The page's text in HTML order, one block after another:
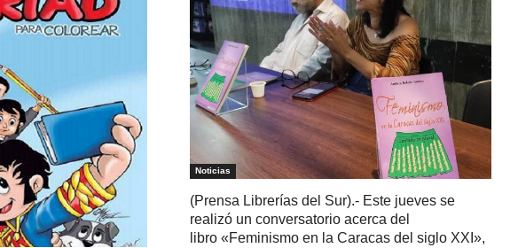
Noticias
(Prensa Librerías del Sur).- Este jueves se
realizó un conversatorio acerca del
libro «Feminismo en la Caracas del siglo XXI»,